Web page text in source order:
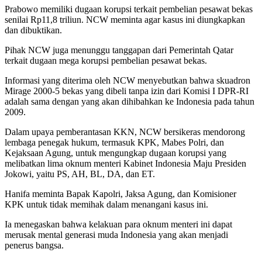
Prabowo memiliki dugaan korupsi terkait pembelian pesawat bekas
senilai Rp11,8 triliun. NCW meminta agar kasus ini diungkapkan
dan dibuktikan.
Pihak NCW juga menunggu tanggapan dari Pemerintah Qatar
terkait dugaan mega korupsi pembelian pesawat bekas.
Informasi yang diterima oleh NCW menyebutkan bahwa skuadron
Mirage 2000-5 bekas yang dibeli tanpa izin dari Komisi I DPR-RI
adalah sama dengan yang akan dihibahkan ke Indonesia pada tahun
2009.
Dalam upaya pemberantasan KKN, NCW bersikeras mendorong
lembaga penegak hukum, termasuk KPK, Mabes Polri, dan
Kejaksaan Agung, untuk mengungkap dugaan korupsi yang
melibatkan lima oknum menteri Kabinet Indonesia Maju Presiden
Jokowi, yaitu PS, AH, BL, DA, dan ET.
Hanifa meminta Bapak Kapolri, Jaksa Agung, dan Komisioner
KPK untuk tidak memihak dalam menangani kasus ini.
Ia menegaskan bahwa kelakuan para oknum menteri ini dapat
merusak mental generasi muda Indonesia yang akan menjadi
penerus bangsa.